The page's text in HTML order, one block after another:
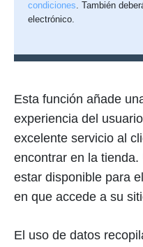
condiciones. También
electrónico.
Esta función añade
experiencia del
excelente servicio al
encontrar en la
estar disponible para
en que accede a su
El uso de datos